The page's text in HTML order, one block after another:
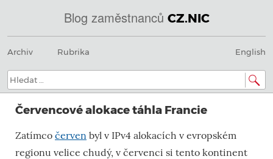
Blog zaměstnanců CZ.NIC
@
IN
SOA
domény.dns.enum.mojeid.internet.
nic.cz.
Menu
na
Archiv Rubrika English
Hledat:
Červencové alokace táhla Francie
Zatímco červen byl v IPv4 alokacích v evropském
regionu velice chudý, v červenci si tento kontinent